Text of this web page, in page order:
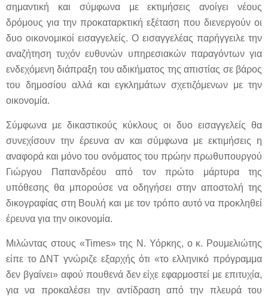
σημαντική και σύμφωνα με εκτιμήσεις ανοίγει νέους
δρόμους για την προκαταρκτική εξέταση που διενεργούν οι
δυο οικονομικοί εισαγγελείς. Ο εισαγγελέας παρήγγειλε την
αναζήτηση τυχόν ευθυνών υπηρεσιακών παραγόντων για
ενδεχόμενη διάπραξη του αδικήματος της απιστίας σε βάρος
του δημοσίου αλλά και εγκλημάτων σχετιζόμενων με την
οικονομία.
Σύμφωνα με δικαστικούς κύκλους οι δυο εισαγγελείς θα
συνεχίσουν την έρευνα αν και σύμφωνα με εκτιμήσεις η
αναφορά και μόνο του ονόματος του πρώην πρωθυπουργού
Γιώργου Παπανδρέου από τον πρώτο μάρτυρα της
υπόθεσης θα μπορούσε να οδηγήσει στην αποστολή της
δικογραφίας στη Βουλή και με τον τρόπο αυτό να προκληθεί
έρευνα για την οικονομία.
Μιλώντας στους «Times» της Ν. Υόρκης, ο κ. Ρουμελιώτης
είπε το ΔΝΤ γνώριζε εξαρχής ότι «το ελληνικό πρόγραμμα
δεν βγαίνει» αφού πουθενά δεν είχε εφαρμοστεί με επιτυχία,
για να προκαλέσει την αντίδραση από την πλευρά του